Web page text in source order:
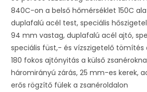
840C-on a belső hőmérséklet 150C
duplafalú acél test, speciális
94 mm vastag, duplafalú acél ajtó,
speciális füst,- és vízszigetelő tömítés
180 fokos ajtónyitás a külső
háromirányú zárás, 25 mm-es kerek,
erős rögzítő fülek a zsanéroldalon